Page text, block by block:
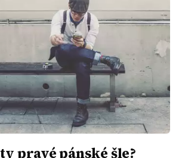
pravé pánské šle?